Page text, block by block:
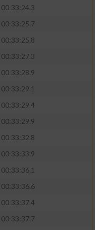
00:33:24.3
00:33:25.7
00:33:25.8
00:33:27.3
00:33:28.9
00:33:29.1
00:33:29.4
00:33:29.9
00:33:32.8
00:33:33.9
00:33:36.1
00:33:36.6
00:33:37.4
00:33:37.7